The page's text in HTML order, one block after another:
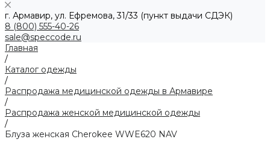
г. Армавир, ул. Ефремова, 31/33 (пункт выдачи СДЭК)
8 (800) 555-40-26
sale@speccode.ru
Главная
/
Каталог одежды
/
Распродажа медицинской одежды в Армавире
/
Распродажа женской медицинской одежды
/
Блуза женская Cherokee WWE620 NAV